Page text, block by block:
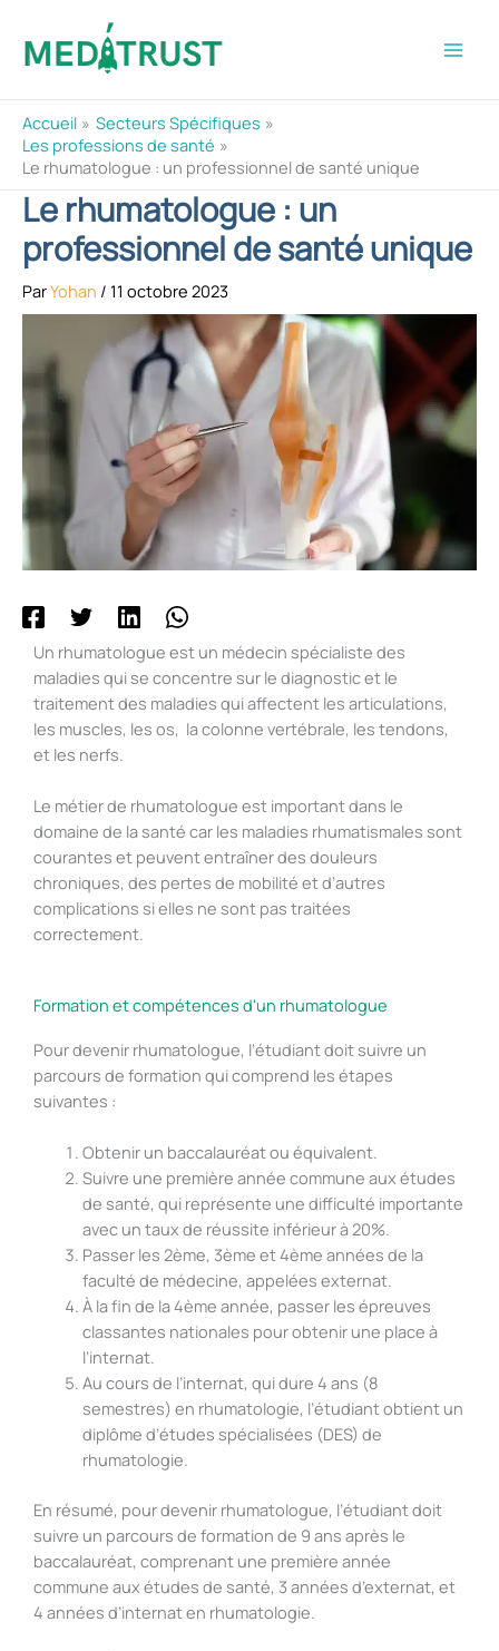
contenu
Accueil
Secteurs Spécifiques
Les professions de santé
Le rhumatologue : un professionnel de santé unique
Le rhumatologue : un
professionnel de santé unique
ParYohan / 11 octobre 2023
Un rhumatologue est un médecin spécialiste des
maladies qui se concentre sur le diagnostic et le
traitement des maladies qui affectent les articulations,
les muscles, les os, la colonne vertébrale, les tendons,
et les nerfs.
Le métier de rhumatologue est important dans le
domaine de la santé car les maladies rhumatismales sont
courantes et peuvent entraîner des douleurs
chroniques, des pertes de mobilité et d’autres
complications si elles ne sont pas traitées
correctement.
Formation et compétences d'un rhumatologue
Pour devenir rhumatologue, l’étudiant doit suivre un
parcours de formation qui comprend les étapes
suivantes :
Obtenir un baccalauréat ou équivalent.
Suivre une première année commune aux études
de santé, qui représente une difficulté importante
avec un taux de réussite inférieur à 20%.
Passer les 2ème, 3ème et 4ème années de la
faculté de médecine, appelées externat.
À la fin de la 4ème année, passer les épreuves
classantes nationales pour obtenir une place à
l’internat.
Au cours de l’internat, qui dure 4 ans (8
semestres) en rhumatologie, l’étudiant obtient un
diplôme d’études spécialisées (DES) de
rhumatologie.
En résumé, pour devenir rhumatologue, l’étudiant doit
suivre un parcours de formation de 9 ans après le
baccalauréat, comprenant une première année
commune aux études de santé, 3 années d’externat, et
4 années d’internat en rhumatologie.